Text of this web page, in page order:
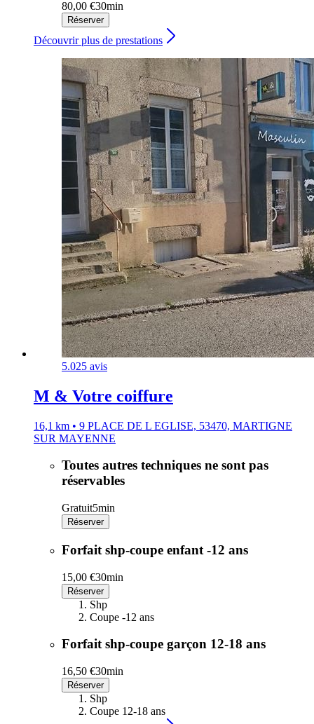
80,00 €30min
Réserver
Découvrir plus de prestations
5.025 avis
M & Votre coiffure
16,1 km • 9 PLACE DE L EGLISE, 53470, MARTIGNE
SUR MAYENNE
Toutes autres techniques ne sont pas
réservables
Gratuit5min
Réserver
Forfait shp-coupe enfant -12 ans
15,00 €30min
Réserver
Shp
Coupe -12 ans
Forfait shp-coupe garçon 12-18 ans
16,50 €30min
Réserver
Shp
Coupe 12-18 ans